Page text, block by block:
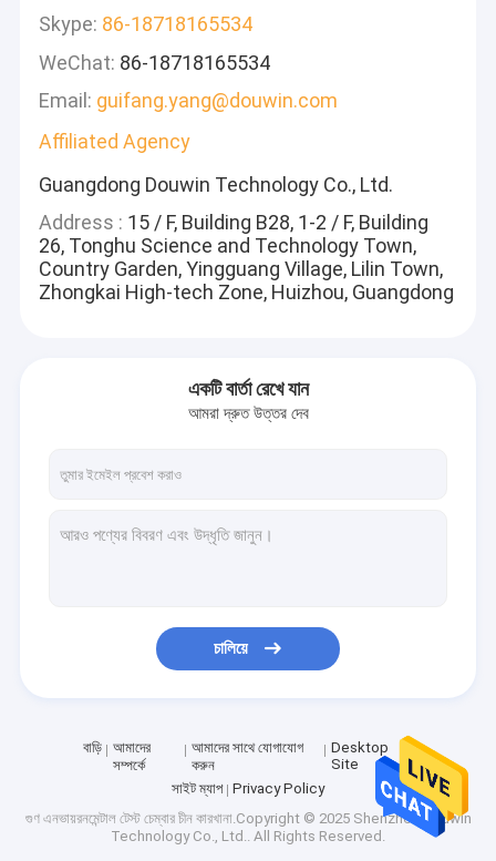
Skype: 86-18718165534
WeChat: 86-18718165534
Email: guifang.yang@douwin.com
Affiliated Agency
Guangdong Douwin Technology Co., Ltd.
Address : 15 / F, Building B28, 1-2 / F, Building
26, Tonghu Science and Technology Town,
Country Garden, Yingguang Village, Lilin Town,
Zhongkai High-tech Zone, Huizhou, Guangdong
একটি বার্তা রেখে যান
আমরা দ্রুত উত্তর দেব
চালিয়ে
বাড়ি
আমাদের
সম্পর্কে
আমাদের সাথে যোগাযোগ
করুন
Desktop
Site
সাইট ম্যাপ
Privacy Policy
গুণ এনভায়রনমেন্টাল টেস্ট চেম্বারচীন কারখানা.Copyright © 2025 Shenzhen Douwin
Technology Co., Ltd.. All Rights Reserved.